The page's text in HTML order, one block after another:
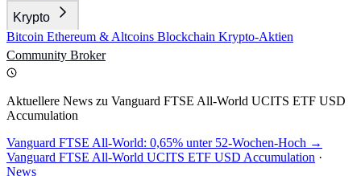
Krypto
Bitcoin Ethereum & Altcoins Blockchain Krypto-Aktien
Community Broker
Aktuellere News zu Vanguard FTSE All-World UCITS ETF USD
Accumulation
Vanguard FTSE All-World: 0,65% unter 52-Wochen-Hoch →
Vanguard FTSE All-World UCITS ETF USD Accumulation ·
News